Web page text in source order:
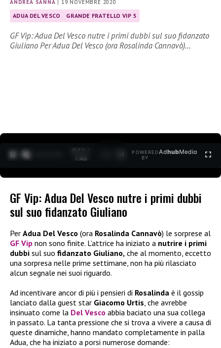
ANDREA SANNA | 19 NOVEMBRE 2020
ADUA DEL VESCO GRANDE FRATELLO VIP 5
GF Vip: Adua Del Vesco nutre i primi dubbi sul suo fidanzato
Giuliano Per Adua Del Vesco (ora Rosalinda Cannavò)…
0:12 /
1:40
POWERED
BY
AdhubMedia
GF Vip: Adua Del Vesco nutre i primi dubbi
sul suo fidanzato Giuliano
Per Adua Del Vesco (ora Rosalinda Cannavò) le sorprese al
GF Vip non sono finite. L’attrice ha iniziato a nutrire i primi
dubbi sul suo fidanzato Giuliano, che al momento, eccetto
una sorpresa nelle prime settimane, non ha più rilasciato
alcun segnale nei suoi riguardo.
Ad incentivare ancor di più i pensieri di Rosalinda è il gossip
lanciato dalla guest star Giacomo Urtis, che avrebbe
insinuato come la Del Vesco abbia baciato una sua collega
in passato. La tanta pressione che si trova a vivere a causa di
queste dinamiche, hanno mandato completamente in palla
Adua, che ha iniziato a porsi numerose domande: